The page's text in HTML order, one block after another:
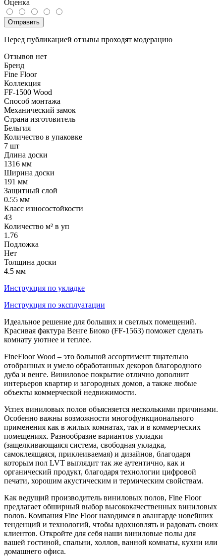
Оценка
Отправить
Перед публикацией отзывы проходят модерацию
Отзывов нет
Бренд
Fine Floor
Коллекция
FF-1500 Wood
Способ монтажа
Механический замок
Страна изготовитель
Бельгия
Количество в упаковке
7 шт
Длина доски
1316 мм
Ширина доски
191 мм
Защитный слой
0.55 мм
Класс износостойкости
43
Количество м² в уп
1.76
Подложка
Нет
Толщина доски
4.5 мм
Инструкция по укладке
Инструкция по эксплуатации
Идеальное решение для больших и светлых помещений.
Красивая фактура Венге Биоко (FF-1563) поможет сделать
комнату уютнее и теплее.
FineFloor Wood – это большой ассортимент тщательно
отобранных и умело обработанных декоров благородного
дуба и венге. Виниловое покрытие отлично дополнит
интерьеров квартир и загородных домов, а также любые
объекты коммерческой недвижимости.
Успех виниловых полов объясняется несколькими причинами.
Особенно важны возможности многофункционального
применения как в жилых комнатах, так и в коммерческих
помещениях. Разнообразие вариантов укладки
(защелкивающаяся система, свободная укладка,
самоклеящаяся, приклеиваемая) и дизайнов, благодаря
которым пол LVT выглядит так же аутентично, как и
органический продукт, благодаря технологии цифровой
печати, хорошим акустическим и термическим свойствам.
Как ведущий производитель виниловых полов, Fine Floor
предлагает обширный выбор высококачественных виниловых
полов. Компания Fine Floor находимся в авангарде новейших
тенденций и технологий, чтобы вдохновлять и радовать своих
клиентов. Откройте для себя наши виниловые полы для
вашей гостиной, спальни, холлов, ванной комнаты, кухни или
домашнего офиса.